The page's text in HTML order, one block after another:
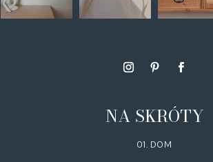
NA SKRÓTY
01. DOM